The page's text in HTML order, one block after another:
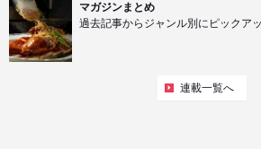
マガジンまとめ
過去記事からジャンル別にピックアッ
連載一覧へ